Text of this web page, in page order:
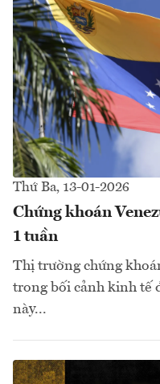
Thứ Ba, 13-01-2026
Chứng khoán
1 tuần
Thị trường chứng
trong bối cảnh kinh tế
này...